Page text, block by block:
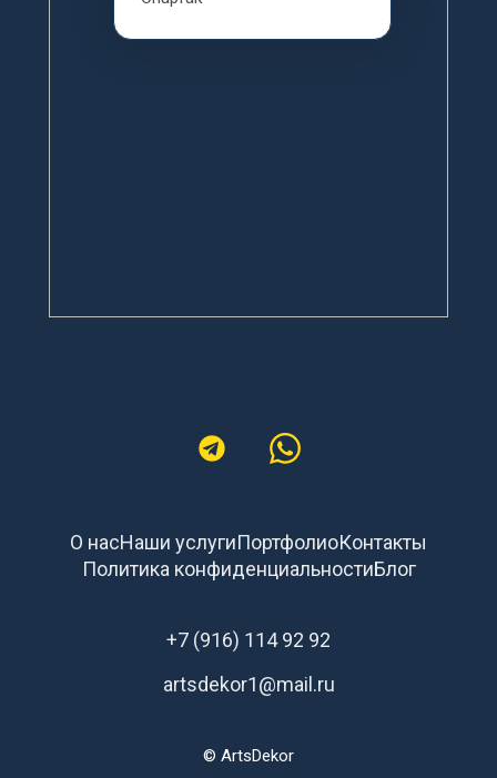
О насНаши услугиПортфолиоКонтакты
Политика конфиденциальностиБлог
+7 (916) 114 92 92
artsdekor1@mail.ru
© ArtsDekor